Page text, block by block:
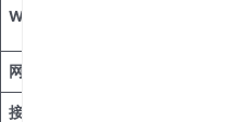
WiFi容量
网络协议
接口密度